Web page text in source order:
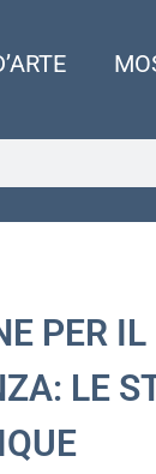
PER IL
LE